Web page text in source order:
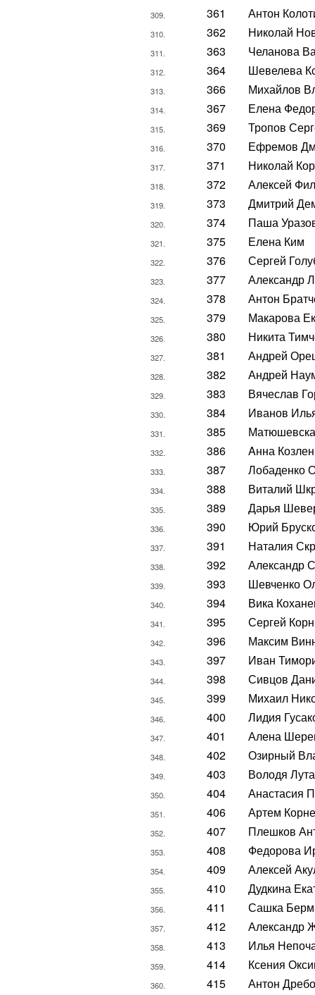
309. 361 Антон
310. 362 Николай
311. 363 Челанова
312. 364 Шевелева
313. 366 Михайлов
314. 367 Елена
315. 369 Тропов
316. 370 Ефремов
317. 371 Николай
318. 372 Алексей
319. 373 Дмитрий
320. 374 Паша
321. 375 Елена Ким
322. 376 Сергей
323. 377 Александр
324. 378 Антон
325. 379 Макарова
326. 380 Никита
327. 381 Андрей
328. 382 Андрей
329. 383 Вячеслав
330. 384 Иванов
331. 385
332. 386 Aнна
333. 387 Лобаденко
334. 388 Виталий
335. 389 Дарья
336. 390 Юрий
337. 391 Наталия
338. 392 Александр
339. 393 Шевченко
340. 394 Вика
341. 395 Сергей
342. 396 Максим
343. 397 Иван
344. 398 Сивцов
345. 399 Михаил
346. 400 Лидия
347. 401 Алена
348. 402 Озирный
349. 403 Володя
350. 404 Анастасия
351. 406 Артем
352. 407 Плешков
353. 408 Федорова
354. 409 Алексей
355. 410 Дудкина
356. 411 Сашка
357. 412 Александр
358. 413 Илья
359. 414 Ксения
360. 415
Антон